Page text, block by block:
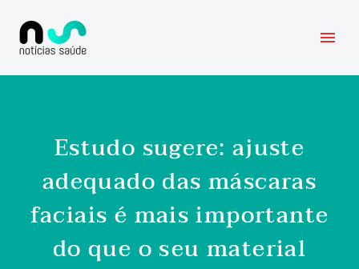
Estudo sugere: ajuste
adequado das máscaras
faciais é mais importante
do que o seu material